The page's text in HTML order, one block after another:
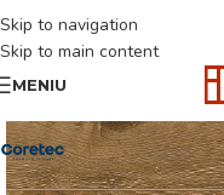
Skip to navigation
Skip to main content
MENIU